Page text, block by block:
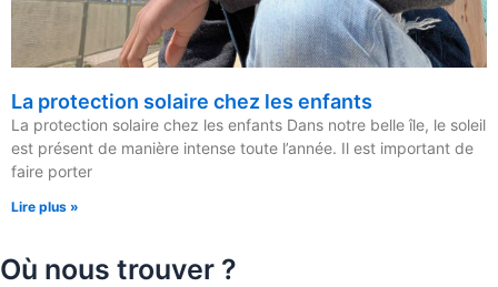
La protection solaire chez les enfants
La protection solaire chez les enfants Dans notre belle île, le soleil
est présent de manière intense toute l’année. Il est important de
faire porter
Lire plus »
Où nous trouver ?